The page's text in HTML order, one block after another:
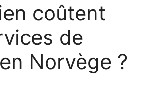
coûtent
de
Norvège ?